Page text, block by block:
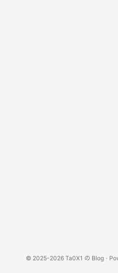
© 2025-2026 Ta0X1 の Blog ·